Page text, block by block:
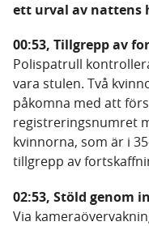
ett urval av nattens
00:53, Tillgrepp av
Polispatrull
vara stulen. Två
påkomna med att
registreringsnumret
kvinnorna, som är i
tillgrepp av
02:53, Stöld genom
Via